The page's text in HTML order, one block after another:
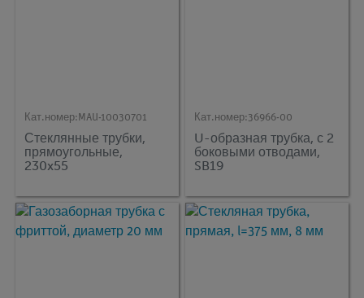
Кат.номер: MAU-10030701
Стеклянные трубки,
прямоугольные,
230x55
Кат.номер:36966-00
U-образная трубка, с 2
боковыми отводами,
SB19